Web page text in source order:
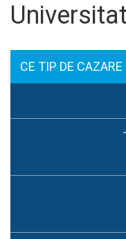
CE TIP DE CAZARE